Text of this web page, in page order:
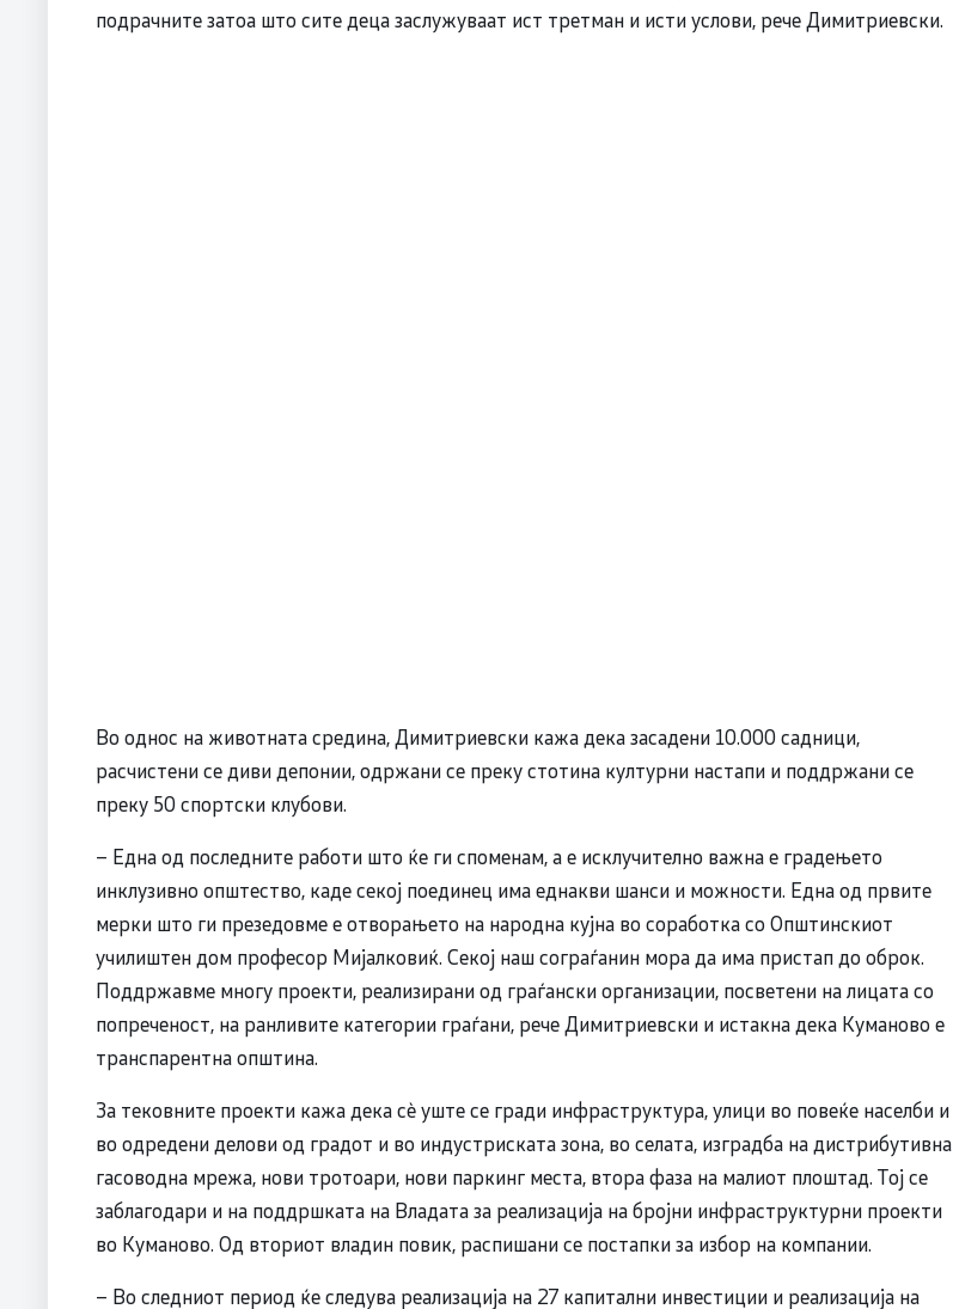
подрачните затоа што сите деца заслужуваат ист третман и исти услови, рече Димитриевски.
Во однос на животната средина, Димитриевски кажа дека засадени 10.000 садници,
расчистени се диви депонии, одржани се преку стотина културни настапи и поддржани се
преку 50 спортски клубови.
– Една од последните работи што ќе ги споменам, а е исклучително важна е градењето
инклузивно општество, каде секој поединец има еднакви шанси и можности. Една од првите
мерки што ги презедовме е отворањето на народна кујна во соработка со Општинскиот
училиштен дом професор Мијалковиќ. Секој наш сограѓанин мора да има пристап до оброк.
Поддржавме многу проекти, реализирани од граѓански организации, посветени на лицата со
попреченост, на ранливите категории граѓани, рече Димитриевски и истакна дека Куманово е
транспарентна општина.
За тековните проекти кажа дека сè уште се гради инфраструктура, улици во повеќе населби и
во одредени делови од градот и во индустриската зона, во селата, изградба на дистрибутивна
гасоводна мрежа, нови тротоари, нови паркинг места, втора фаза на малиот плоштад. Тој се
заблагодари и на поддршката на Владата за реализација на бројни инфраструктурни проекти
во Куманово. Од вториот владин повик, распишани се постапки за избор на компании.
– Во следниот период ќе следува реализација на 27 капитални инвестиции и реализација на